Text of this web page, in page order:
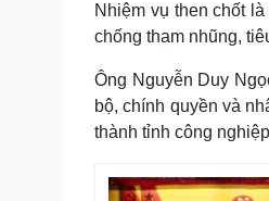
Nhiệm vụ then chốt
chống tham nhũng,
Ông Nguyễn Duy
bộ, chính quyền và
thành tỉnh công